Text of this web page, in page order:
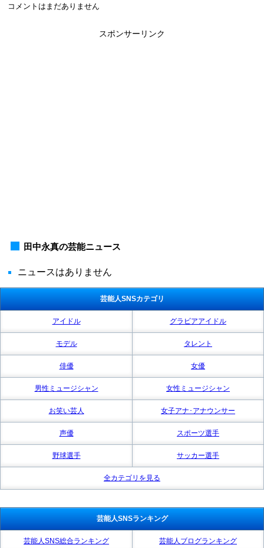
コメントはまだありません
スポンサーリンク
田中永真の芸能ニュース
ニュースはありません
芸能人SNSカテゴリ
アイドル グラビアアイドル
モデル タレント
俳優 女優
男性ミュージシャン 女性ミュージシャン
お笑い芸人 女子アナ･アナウンサー
声優 スポーツ選手
野球選手 サッカー選手
全カテゴリを見る
芸能人SNSランキング
芸能人SNS総合ランキング 芸能人ブログランキング